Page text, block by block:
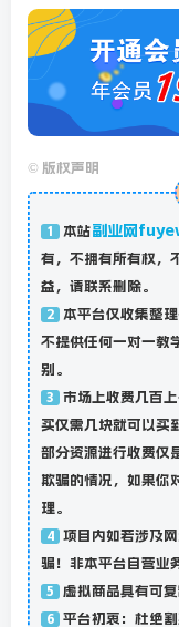
© 版权声明
1 本站副业网
有，不拥有所有权，
益，请联系删除。
2 本平台仅收集整理
不提供任何一对一教
别。
3 市场上收费几百
买仅需几块就可以买
部分资源进行收费仅
欺骗的情况，如果你
理。
4 项目内如若涉及
骗！非本平台自营业
5 虚拟商品具有可
6 平台初衷：杜绝割